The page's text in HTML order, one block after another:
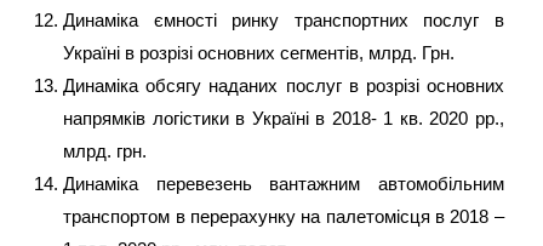
Динаміка ємності ринку транспортних послуг в
Україні в розрізі основних сегментів, млрд. Грн.
Динаміка обсягу наданих послуг в розрізі основних
напрямків логістики в Україні в 2018- 1 кв. 2020 рр.,
млрд. грн.
Динаміка перевезень вантажним автомобільним
транспортом в перерахунку на палетомісця в 2018 –